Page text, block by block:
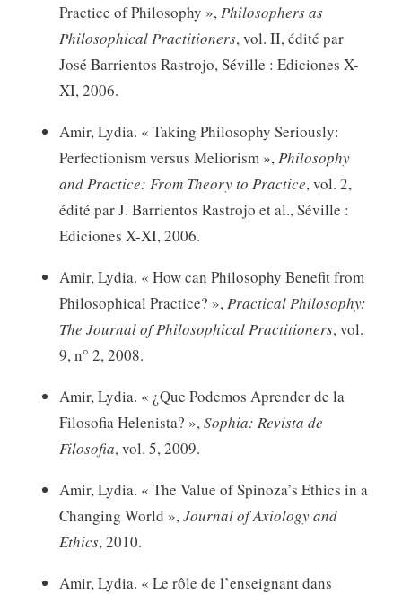
Practice of Philosophy »,Philosophers as
Philosophical Practitioners, vol. II, édité par
José Barrientos Rastrojo, Séville : Ediciones X-
XI, 2006.
Amir, Lydia. « Taking Philosophy Seriously:
Perfectionism versus Meliorism »,Philosophy
and Practice: From Theory to Practice, vol. 2,
édité par J. Barrientos Rastrojo et al., Séville :
Ediciones X-XI, 2006.
Amir, Lydia. « How can Philosophy Benefit from
Philosophical Practice? »,Practical Philosophy:
The Journal of Philosophical Practitioners, vol.
9, n° 2, 2008.
Amir, Lydia. « ¿Que Podemos Aprender de la
Filosofia Helenista? »,Sophia: Revista de
Filosofia, vol. 5, 2009.
Amir, Lydia. « The Value of Spinoza’s Ethics in a
Changing World »,Journal of Axiology and
Ethics, 2010.
Amir, Lydia. « Le rôle de l’enseignant dans